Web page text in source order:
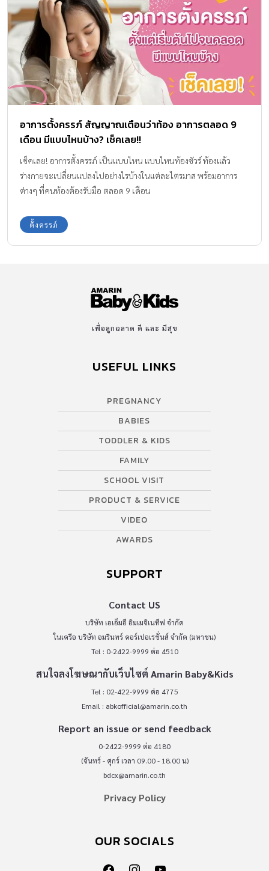
อาการตั้งครรภ์ สัญญาณเตือนว่าท้อง อาการตลอด 9
เดือน มีแบบไหนบ้าง? เช็คเลย!!
เช็คเลย! อาการตั้งครรภ์ เป็นแบบไหน แบบไหนท้องชัวร์ ท้องแล้ว
ร่างกายจะเปลี่ยนแปลงไปอย่างไรบ้างในแต่ละไตรมาส พร้อมอาการ
ต่างๆ ที่คนท้องต้องรับมือ ตลอด 9 เดือน
ตั้งครรภ์
เพื่อลูกฉลาด ดี และ มีสุข
USEFUL LINKS
PREGNANCY
BABIES
TODDLER & KIDS
FAMILY
SCHOOL VISIT
PRODUCT & SERVICE
VIDEO
AWARDS
SUPPORT
Contact US
บริษัท เอเอ็มอี อิมเมจิเนทีฟ จำกัด
ในเครือ บริษัท อมรินทร์ คอร์เปอเรชั่นส์ จำกัด (มหาชน)
Tel : 0-2422-9999 ต่อ 4510
สนใจลงโฆษณากับเว็บไซต์ Amarin Baby&Kids
Tel : 02-422-9999 ต่อ 4775
Email : abkofficial@amarin.co.th
Report an issue or send feedback
0-2422-9999 ต่อ 4180
(จันทร์ - ศุกร์ เวลา 09.00 - 18.00 น)
bdcx@amarin.co.th
Privacy Policy
OUR SOCIALS